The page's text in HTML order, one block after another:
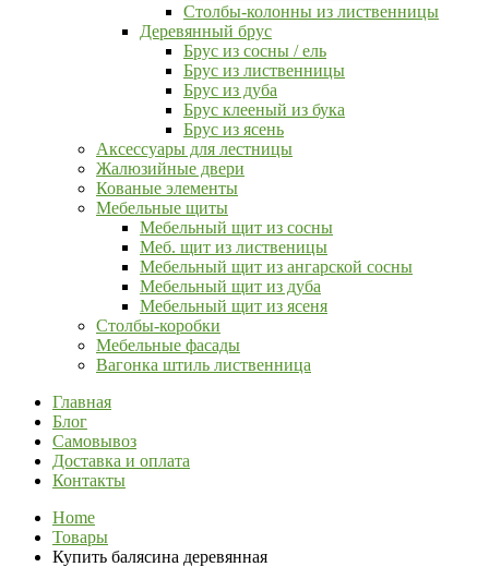
Столбы-колонны из лиственницы
Деревянный брус
Брус из сосны / ель
Брус из лиственницы
Брус из дуба
Брус клееный из бука
Брус из ясень
Аксессуары для лестницы
Жалюзийные двери
Кованые элементы
Мебельные щиты
Мебельный щит из сосны
Меб. щит из лиственицы
Мебельный щит из ангарской сосны
Мебельный щит из дуба
Мебельный щит из ясеня
Столбы-коробки
Мебельные фасады
Вагонка штиль лиственница
Главная
Блог
Самовывоз
Доставка и оплата
Контакты
Home
Товары
Купить балясина деревянная